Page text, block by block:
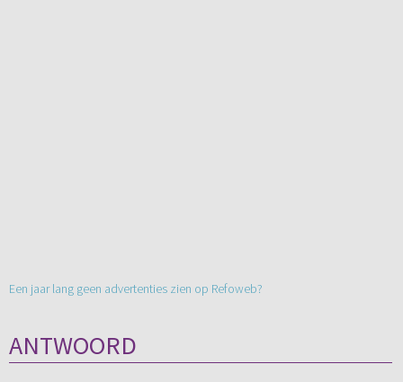
Een jaar lang geen advertenties zien op Refoweb?
ANTWOORD